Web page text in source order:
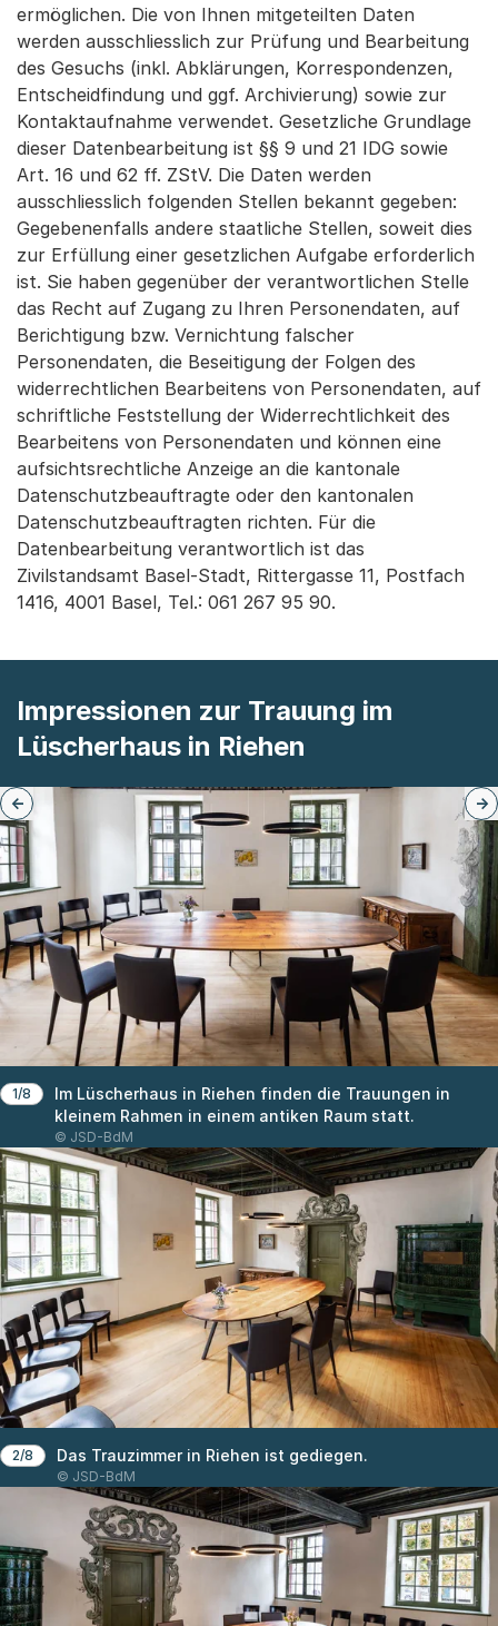
ermöglichen. Die von Ihnen mitgeteilten Daten
werden ausschliesslich zur Prüfung und Bearbeitung
des Gesuchs (inkl. Abklärungen, Korrespondenzen,
Entscheidfindung und ggf. Archivierung) sowie zur
Kontaktaufnahme verwendet. Gesetzliche Grundlage
dieser Datenbearbeitung ist §§ 9 und 21 IDG sowie
Art. 16 und 62 ff. ZStV. Die Daten werden
ausschliesslich folgenden Stellen bekannt gegeben:
Gegebenenfalls andere staatliche Stellen, soweit dies
zur Erfüllung einer gesetzlichen Aufgabe erforderlich
ist. Sie haben gegenüber der verantwortlichen Stelle
das Recht auf Zugang zu Ihren Personendaten, auf
Berichtigung bzw. Vernichtung falscher
Personendaten, die Beseitigung der Folgen des
widerrechtlichen Bearbeitens von Personendaten, auf
schriftliche Feststellung der Widerrechtlichkeit des
Bearbeitens von Personendaten und können eine
aufsichtsrechtliche Anzeige an die kantonale
Datenschutzbeauftragte oder den kantonalen
Datenschutzbeauftragten richten. Für die
Datenbearbeitung verantwortlich ist das
Zivilstandsamt Basel-Stadt, Rittergasse 11, Postfach
1416, 4001 Basel, Tel.: 061 267 95 90.
Impressionen zur Trauung im
Lüscherhaus in Riehen
1/8
Im Lüscherhaus in Riehen finden die Trauungen in
kleinem Rahmen in einem antiken Raum statt.
© JSD-BdM
2/8 Das Trauzimmer in Riehen ist gediegen.
© JSD-BdM